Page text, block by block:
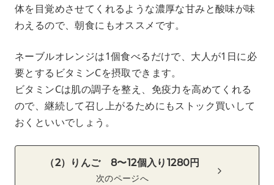
体を目覚めさせてくれるような濃厚な甘みと酸味が味
わえるので、朝食にもオススメです。
ネーブルオレンジは1個食べるだけで、大人が1日に必
要とするビタミンCを摂取できます。
ビタミンCは肌の調子を整え、免疫力を高めてくれる
ので、継続して召し上がるためにもストック買いして
おくといいでしょう。
（2）りんご 8〜12個入り1280円
次のページへ